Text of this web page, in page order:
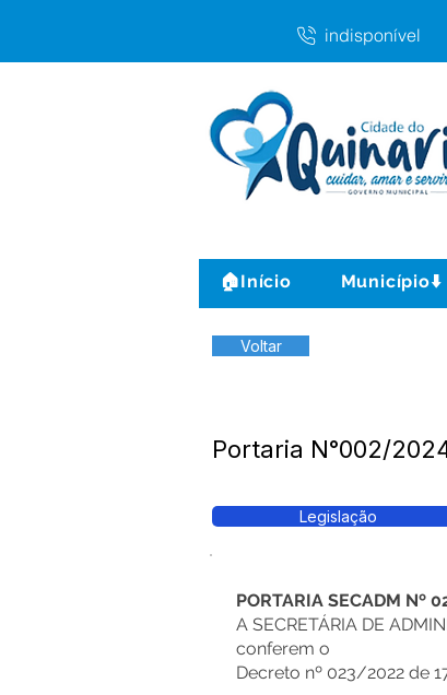
indisponível
🏠Início Município⬇️
Voltar
Portaria N°002/
Legislação
PORTARIA SECADM Nº
A SECRETÁRIA DE
conferem o
Decreto nº 023/2022 de